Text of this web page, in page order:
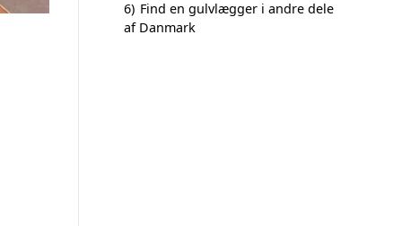
6) Find en gulvlægger i andre dele
af Danmark